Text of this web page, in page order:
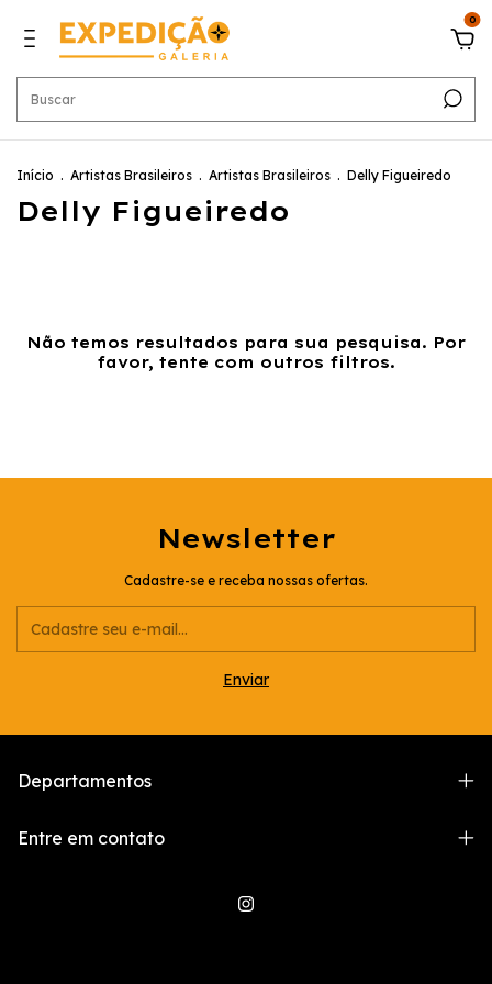
0
Início . Artistas Brasileiros . Artistas Brasileiros . Delly Figueiredo
Delly Figueiredo
Não temos resultados para sua pesquisa. Por
favor, tente com outros filtros.
Newsletter
Cadastre-se e receba nossas ofertas.
Departamentos
Entre em contato